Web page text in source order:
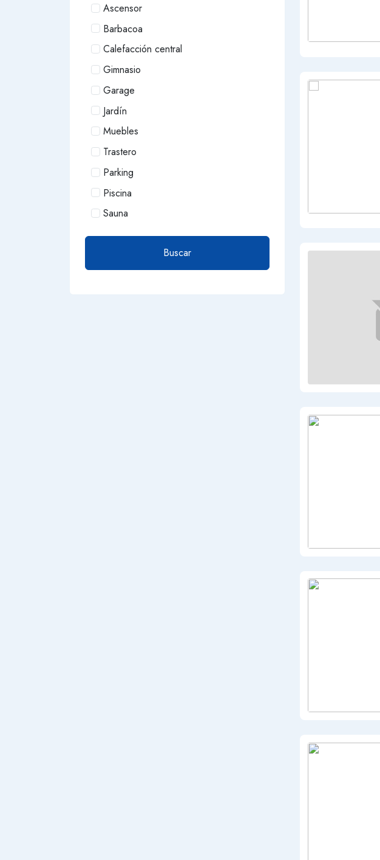
Ascensor
Barbacoa
Calefacción central
Gimnasio
Garage
Jardín
Muebles
Trastero
Parking
Piscina
Sauna
Buscar